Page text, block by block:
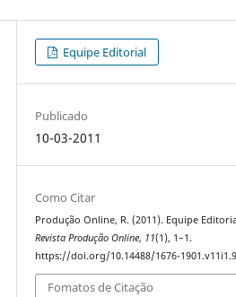
Equipe Editorial
Publicado
10-03-2011
Como Citar
Produção Online, R. (2011). Equipe
Revista Produção Online, 11(1), 1–1.
https://doi.org/10.14488/1676-
Fomatos de Citação